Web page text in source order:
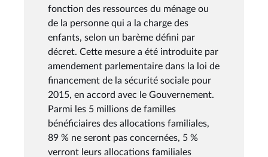
fonction des ressources du ménage ou
de la personne qui a la charge des
enfants, selon un barème défini par
décret. Cette mesure a été introduite par
amendement parlementaire dans la loi de
financement de la sécurité sociale pour
2015, en accord avec le Gouvernement.
Parmi les 5 millions de familles
bénéficiaires des allocations familiales,
89 % ne seront pas concernées, 5 %
verront leurs allocations familiales